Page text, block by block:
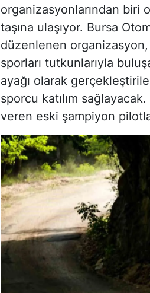
organizasyonlarından biri
taşına ulaşıyor. Bursa
düzenlenen
sporları tutkunlarıyla
ayağı olarak
sporcu katılım
veren eski şampiyon